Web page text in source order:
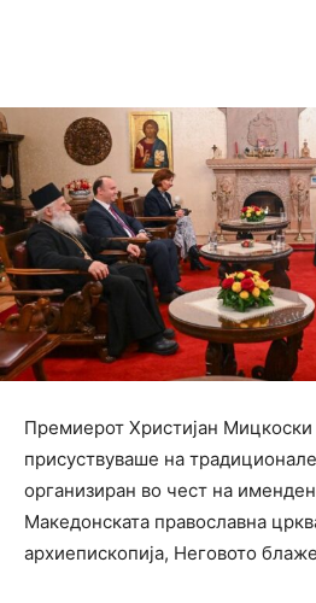
Премиерот Христијан Мицкоски
присуствуваше на
организиран во чест на
Македонската православна
архиепископија, Неговото